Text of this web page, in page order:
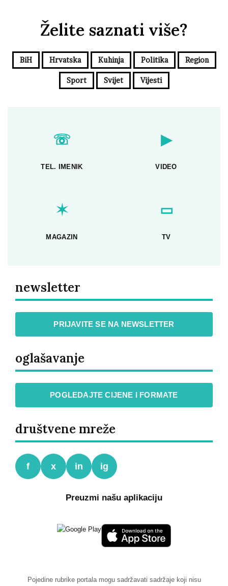
Želite saznati više?
BiH Hrvatska Kuhinja Politika Region
Sport Svijet Vijesti
☏
TEL. IMENIK
▶
VIDEO
✶
MAGAZIN
▭
TV
newsletter
PRIJAVITE SE NA NEWSLETTER
oglašavanje
POGLEDAJTE CIJENE I FORMATE
društvene mreže
f x in ig
Preuzmi našu aplikaciju
Pojedine rubrike portala mogu sadržavati sadržaje koji nisu